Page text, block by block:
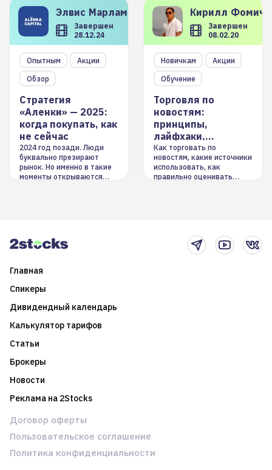
Элвис Марламов
Завершен
28.12.24
Опытным
Акции
Обзор
Стратегия
«Аленки» — 2025:
когда покупать, как
не сейчас
2024 год позади. Люди
буквально презирают
рынок. Но именно в такие
моменты открываются
Кирилл
Завершен
08.02.20
Новичкам
Акции
Обучение
Торговля по
новостям:
принципы,
лайфхаки,
инструменты
Как торговать по
новостям, какие источники
использовать, как
правильно оценивать
Главная
Спикеры
Дивидендный календарь
Калькулятор тарифов
Статьи
Брокеры
Новости
Реклама на 2Stocks
Договор оферты
Пользовательское соглашение
Политика конфиденциальности